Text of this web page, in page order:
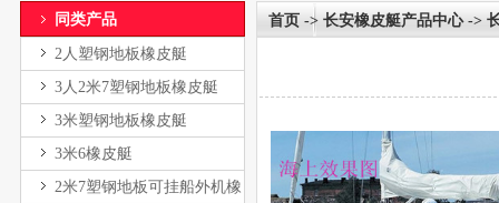
同类产品
2人塑钢地板橡皮艇
3人2米7塑钢地板橡皮艇
3米塑钢地板橡皮艇
3米6橡皮艇
2米7塑钢地板可挂船外机橡
首页 -> 长安橡皮艇产品中心->